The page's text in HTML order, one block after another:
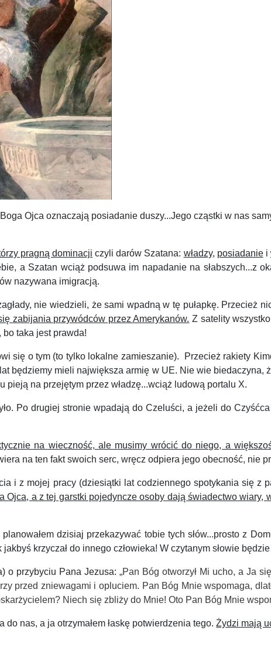
Ojca oznaczają posiadanie duszy...Jego cząstki w nas
pragną dominacji czyli darów Szatana: władzy, posiadaniei
a Szatan wciąż podsuwa im napadanie na słabszych...z
nazywana imigracją.
nie wiedzieli, że sami wpadną w tę pułapkę. Przecież
zabijania przywódców przez Amerykanów. Z satelity
bo taka jest prawda!
o tym (to tylko lokalne zamieszanie). Przecież rakiety
będziemy mieli największa armię w UE. Nie wie biedaczyna,
na przejętym przez władzę...wciąż ludową portalu X.
Po drugiej stronie wpadają do Czeluści, a jeżeli do
na wieczność, ale musimy wrócić do niego, a
na ten fakt swoich serc, wręcz odpiera jego obecność, nie
z mojej pracy (dziesiątki lat codziennego spotykania się z
Ojca, a z tej garstki pojedyncze osoby dają świadectwo wiary,
dzisiaj przekazywać tobie tych słów...prosto z
krzyczał do innego człowieka! W czytanym słowie
o przybyciu Pana Jezusa: „Pan Bóg otworzył Mi ucho, a Ja
przed zniewagami i opluciem. Pan Bóg Mnie wspomaga,
Niech się zbliży do Mnie! Oto Pan Bóg Mnie
do nas, a ja otrzymałem łaskę potwierdzenia tego.Żydzi mają